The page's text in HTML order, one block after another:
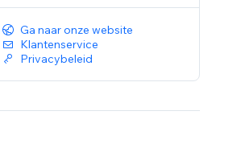
Ga naar onze website
Klantenservice
Privacybeleid